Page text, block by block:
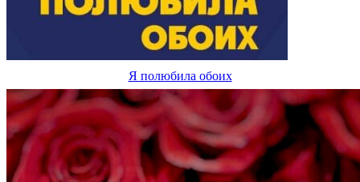
Я полюбила обоих